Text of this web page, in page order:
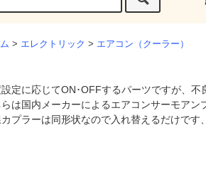
> エレクトリック > エアコン（クーラー）
定に応じてON･OFFするパーツですが、
は国内メーカーによるエアコンサーモアン
プラーは同形状なので入れ替えるだけです